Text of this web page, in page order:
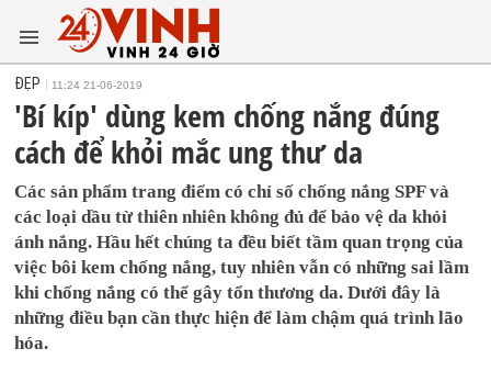
ĐẸP 11:24 21-06-2019
'Bí kíp' dùng kem chống nắng đúng
cách để khỏi mắc ung thư da
Các sản phẩm trang điểm có chỉ số chống nắng SPF và
các loại dầu từ thiên nhiên không đủ để bảo vệ da khỏi
ánh nắng. Hầu hết chúng ta đều biết tầm quan trọng của
việc bôi kem chống nắng, tuy nhiên vẫn có những sai lầm
khi chống nắng có thể gây tổn thương da. Dưới đây là
những điều bạn cần thực hiện để làm chậm quá trình lão
hóa.